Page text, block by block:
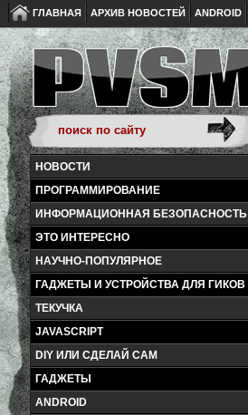
ГЛАВНАЯ АРХИВ НОВОСТЕЙ ANDROID
НОВОСТИ
ПРОГРАММИРОВАНИЕ
ИНФОРМАЦИОННАЯ БЕЗОПАСНОСТЬ
ЭТО ИНТЕРЕСНО
НАУЧНО-ПОПУЛЯРНОЕ
ГАДЖЕТЫ И УСТРОЙСТВА ДЛЯ ГИКОВ
ТЕКУЧКА
JAVASCRIPT
DIY ИЛИ СДЕЛАЙ САМ
ГАДЖЕТЫ
ANDROID